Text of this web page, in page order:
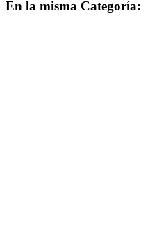
En la misma Categoría: